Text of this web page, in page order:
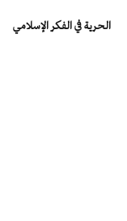
الحرية في الفكر الإسلامي